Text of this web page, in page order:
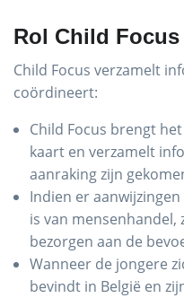
Rol Child Focus
Child Focus verzamelt
coördineert:
Child Focus brengt
kaart en verzamelt
aanraking zijn
Indien er
is van mensenhandel,
bezorgen aan de
Wanneer de jongere
bevindt in België en